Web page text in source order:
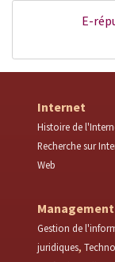
E-
Internet
Histoire de
Recherche sur
Web
Gestion de
juridiques